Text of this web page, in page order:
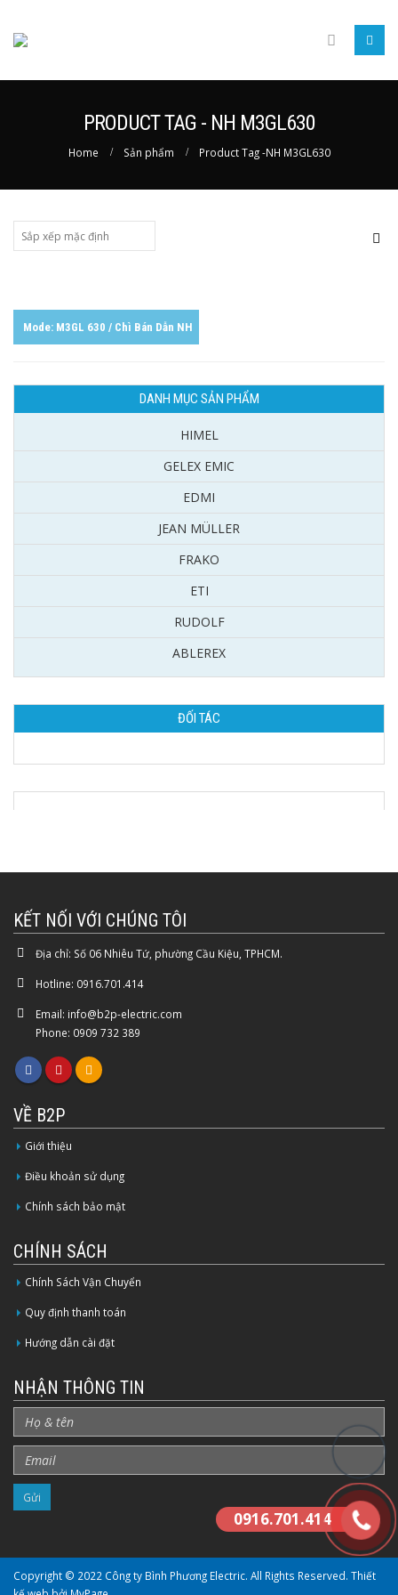
PRODUCT TAG - NH M3GL630
Home Sản phẩm Product Tag -NH M3GL630
Mode: M3GL 630 / Chì Bán Dẫn NH
DANH MỤC SẢN PHẨM
HIMEL
GELEX EMIC
EDMI
JEAN MÜLLER
FRAKO
ETI
RUDOLF
ABLEREX
ĐỐI TÁC
KẾT NỐI VỚI CHÚNG TÔI
Địa chỉ: Số 06 Nhiêu Tứ, phường Cầu Kiệu, TPHCM.
Hotline: 0916.701.414
Email: info@b2p-electric.com
Phone: 0909 732 389
VỀ B2P
Giới thiệu
Điều khoản sử dụng
Chính sách bảo mật
CHÍNH SÁCH
Chính Sách Vận Chuyển
Quy định thanh toán
Hướng dẫn cài đặt
NHẬN THÔNG TIN
Copyright © 2022 Công ty Bình Phương Electric. All Rights Reserved. Thiết
0916.701.414